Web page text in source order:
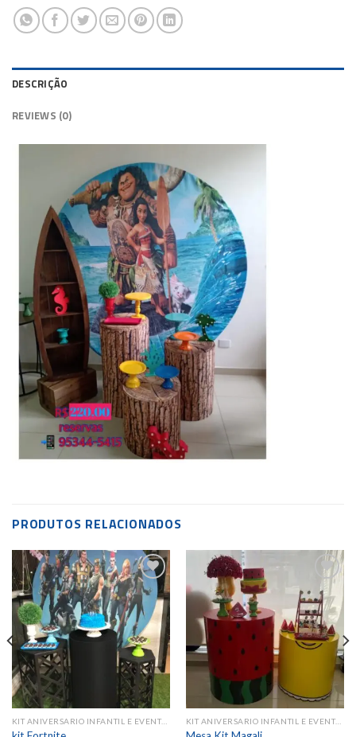
DESCRIÇÃO
REVIEWS (0)
PRODUTOS RELACIONADOS
Add to
wishlist
KIT ANIVERSARIO INFANTIL E EVENTOS SAZONAIS
Add to
wishlist
KIT ANIVERSARIO INFANTIL E EVENTOS SAZONAIS